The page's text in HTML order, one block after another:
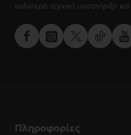
καλύτερη τεχνική υποστήριξη
Πληροφορίες